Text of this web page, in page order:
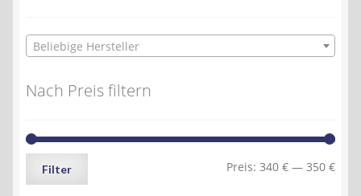
Beliebige Hersteller
Nach Preis filtern
Min.
Max.
Filter Preis: 340 € — 350 €